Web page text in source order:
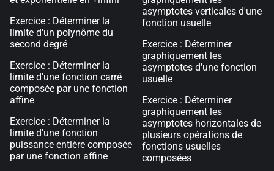
Exercice : Déterminer la
limite d'un polynôme du
second degré
Exercice : Déterminer la
limite d'une fonction carré
composée par une fonction
affine
Exercice : Déterminer la
limite d'une fonction
puissance entière composée
par une fonction affine
asymptotes verticales d'une
fonction usuelle
Exercice : Déterminer
graphiquement les
asymptotes d'une fonction
usuelle
Exercice : Déterminer
graphiquement les
asymptotes horizontales de
plusieurs opérations de
fonctions usuelles
composées